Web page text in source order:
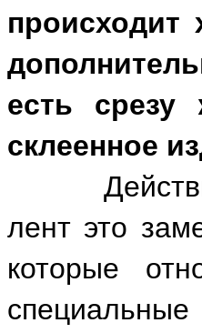
происходит
есть срезу
склеенное
лент это
которые